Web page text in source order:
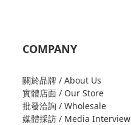
COMPANY
關於品牌 / About Us
實體店面 / Our Store
批發洽詢 / Wholesale
媒體採訪 / Media Interview